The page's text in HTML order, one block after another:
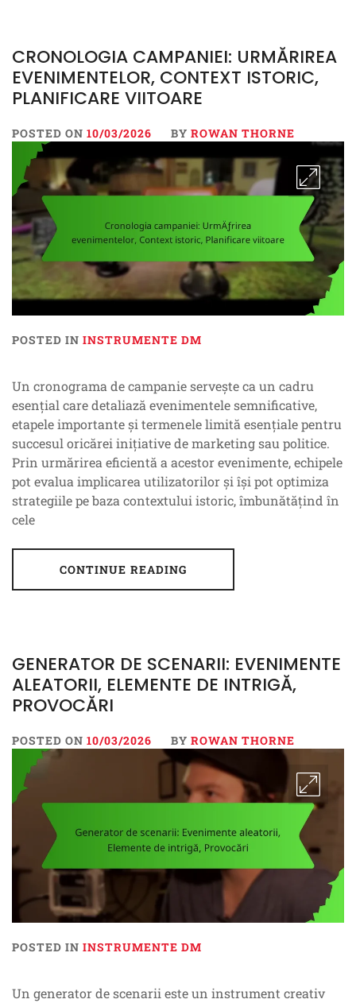
CRONOLOGIA CAMPANIEI: URMĂRIREA
EVENIMENTELOR, CONTEXT ISTORIC,
PLANIFICARE VIITOARE
POSTED ON 10/03/2026 BY ROWAN THORNE
POSTED IN INSTRUMENTE DM
Un cronograma de campanie servește ca un cadru
esențial care detaliază evenimentele semnificative,
etapele importante și termenele limită esențiale pentru
succesul oricărei inițiative de marketing sau politice.
Prin urmărirea eficientă a acestor evenimente, echipele
pot evalua implicarea utilizatorilor și își pot optimiza
strategiile pe baza contextului istoric, îmbunătățind în
cele
CONTINUE READING
GENERATOR DE SCENARII: EVENIMENTE
ALEATORII, ELEMENTE DE INTRIGĂ,
PROVOCĂRI
POSTED ON 10/03/2026 BY ROWAN THORNE
POSTED IN INSTRUMENTE DM
Un generator de scenarii este un instrument creativ